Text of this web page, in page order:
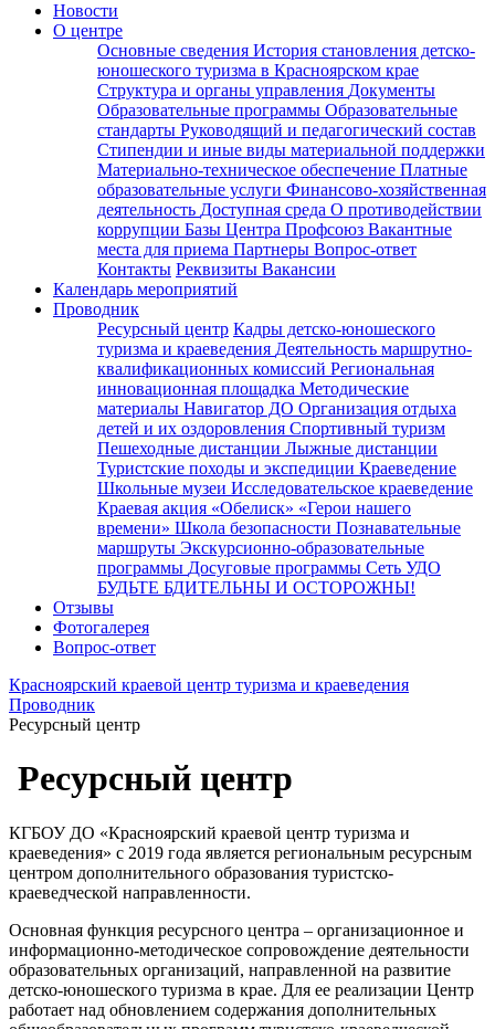
Новости
О центре
Основные сведения История становления детско-
юношеского туризма в Красноярском крае
Структура и органы управления Документы
Образовательные программы Образовательные
стандарты Руководящий и педагогический состав
Стипендии и иные виды материальной поддержки
Материально-техническое обеспечение Платные
образовательные услуги Финансово-хозяйственная
деятельность Доступная среда О противодействии
коррупции Базы Центра Профсоюз Вакантные
места для приема Партнеры Вопрос-ответ
Контакты Реквизиты Вакансии
Календарь мероприятий
Проводник
Ресурсный центр Кадры детско-юношеского
туризма и краеведения Деятельность маршрутно-
квалификационных комиссий Региональная
инновационная площадка Методические
материалы Навигатор ДО Организация отдыха
детей и их оздоровления Спортивный туризм
Пешеходные дистанции Лыжные дистанции
Туристские походы и экспедиции Краеведение
Школьные музеи Исследовательское краеведение
Краевая акция «Обелиск» «Герои нашего
времени» Школа безопасности Познавательные
маршруты Экскурсионно-образовательные
программы Досуговые программы Сеть УДО
БУДЬТЕ БДИТЕЛЬНЫ И ОСТОРОЖНЫ!
Отзывы
Фотогалерея
Вопрос-ответ
Красноярский краевой центр туризма и краеведения
Проводник
Ресурсный центр
Ресурсный центр
КГБОУ ДО «Красноярский краевой центр туризма и
краеведения» с 2019 года является региональным ресурсным
центром дополнительного образования туристско-
краеведческой направленности.
Основная функция ресурсного центра – организационное и
информационно-методическое сопровождение деятельности
образовательных организаций, направленной на развитие
детско-юношеского туризма в крае. Для ее реализации Центр
работает над обновлением содержания дополнительных